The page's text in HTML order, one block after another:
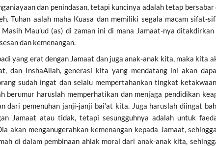
dan penindasan, tetapi kuncinya adalah tetap
Tuhan aalah maha Kuasa dan memiliki segala macam sifat-
Mau’ud (as) di zaman ini di mana Jamaat-nya
dan kemenangan.
yang erat dengan Jamaat dan juga anak-anak kita, maka kita
dan InshaAllah, generasi kita yang mendatang ini akan
sudah ingat dan selalu mempertahankan tingkat
haruslah memperhatikan dan menjaga pendidikan
dari pemenuhan janji-janji bai’at kita. Juga haruslah diingat
Jamaat atau tidak, tetapi sesungguhnya adalah untuk
akan menganugerahkan kemenangan kepada Jamaat,
di dalam pembinaan ahlak moral dari anak-anak kita,